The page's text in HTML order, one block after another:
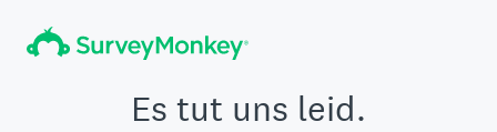
Es tut uns leid.